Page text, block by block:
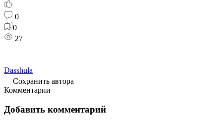
0
0
27
Dasshula
Сохранить автора
Комментарии
Добавить комментарий